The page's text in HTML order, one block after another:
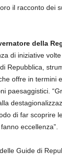
il racconto dei
della
di iniziative
Repubblica,
offre in termini
paesaggistici.
di far scoprire
eccellenza”.
Guide di